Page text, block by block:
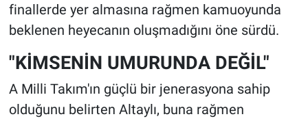
finallerde yer almasına rağmen kamuoyunda
beklenen heyecanın oluşmadığını öne sürdü.
"KİMSENİN UMURUNDA DEĞİL"
A Milli Takım'ın güçlü bir jenerasyona sahip
olduğunu belirten Altaylı, buna rağmen